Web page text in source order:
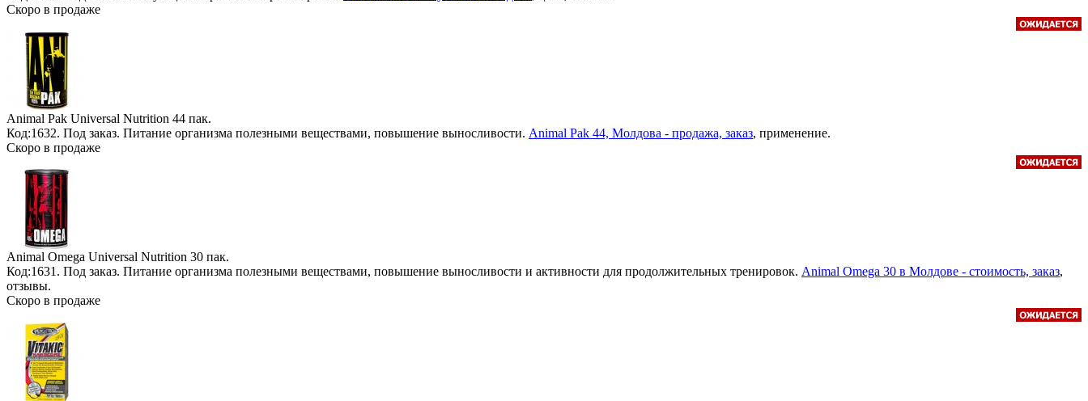
Скоро в продаже
Animal Pak Universal Nutrition 44 пак.
Код:1632. Под заказ. Питание организма полезными веществами, повышение выносливости. Animal Pak 44, Молдова - продажа, заказ, применение.
Скоро в продаже
Animal Omega Universal Nutrition 30 пак.
Код:1631. Под заказ. Питание организма полезными веществами, повышение выносливости и активности для продолжительных тренировок. Animal Omega 30 в Молдове - стоимость, заказ,
отзывы.
Скоро в продаже